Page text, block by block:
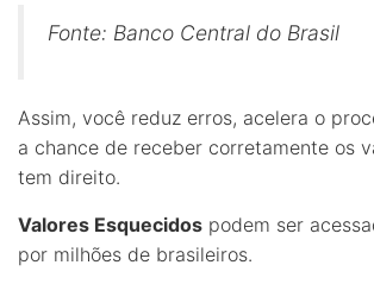
Fonte: Banco Central do Brasil
Assim, você reduz erros, acelera o
a chance de receber corretamente os
tem direito.
Valores Esquecidos podem ser
por milhões de brasileiros.